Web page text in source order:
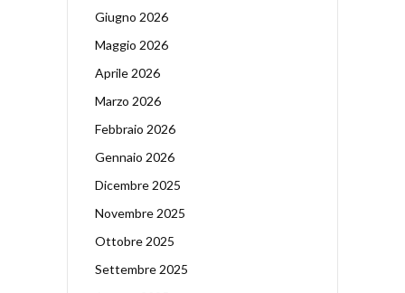
Giugno 2026
Maggio 2026
Aprile 2026
Marzo 2026
Febbraio 2026
Gennaio 2026
Dicembre 2025
Novembre 2025
Ottobre 2025
Settembre 2025